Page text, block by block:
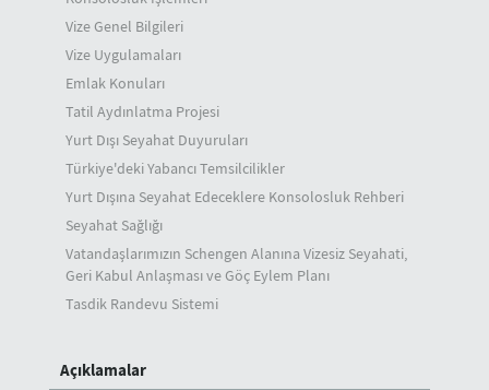
Vize Genel Bilgileri
Vize Uygulamaları
Emlak Konuları
Tatil Aydınlatma Projesi
Yurt Dışı Seyahat Duyuruları
Türkiye'deki Yabancı Temsilcilikler
Yurt Dışına Seyahat Edeceklere Konsolosluk Rehberi
Seyahat Sağlığı
Vatandaşlarımızın Schengen Alanına Vizesiz Seyahati,
Geri Kabul Anlaşması ve Göç Eylem Planı
Tasdik Randevu Sistemi
Açıklamalar